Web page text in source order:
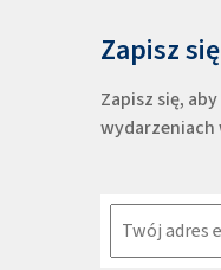
Zapisz
Zapisz się,
wydarzeniach